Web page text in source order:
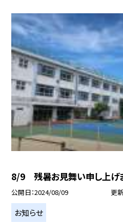
8/9 残暑お見舞い申し上げま
公開日 2024/08/09 更
お知らせ